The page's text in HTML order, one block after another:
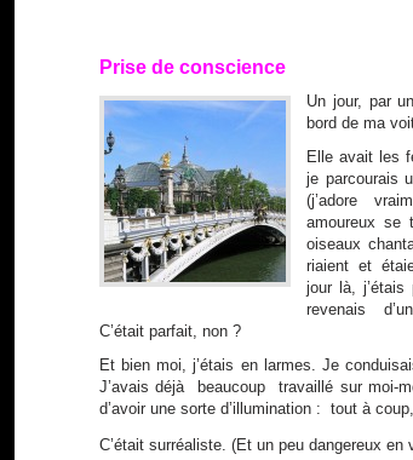
Prise de conscience
Un jour, par
bord de ma
Elle avait les
je parcourais
(j’adore
amoureux se
oiseaux
riaient et
jour là, j’étais
revenais
C’était parfait, non ?
Et bien moi, j’étais en larmes. Je
J’avais déjà beaucoup travaillé sur moi-
d’avoir une sorte d’illumination : tout à
C’était surréaliste. (Et un peu dangereux en